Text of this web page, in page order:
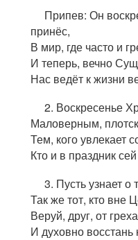
Припев: Он
принёс,
В мир, где часто и
И теперь, вечно
Нас ведёт к жизни
2. Воскресенье
Маловерным,
Тем, кого увлекает
Кто и в праздник
3. Пусть узнает о
Так же тот, кто вне
Веруй, друг, от
И духовно восстань